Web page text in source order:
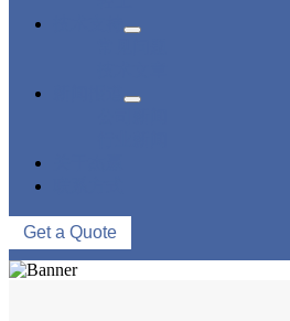
Get a Quote